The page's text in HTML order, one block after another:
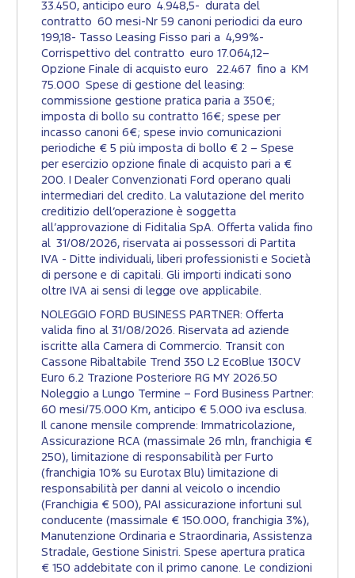
33.450, anticipo euro 4.948,5- durata del
contratto 60 mesi-Nr 59 canoni periodici da euro
199,18- Tasso Leasing Fisso pari a 4,99%-
Corrispettivo del contratto euro 17.064,12–
Opzione Finale di acquisto euro 22.467 fino a KM
75.000 Spese di gestione del leasing:
commissione gestione pratica paria a 350€;
imposta di bollo su contratto 16€; spese per
incasso canoni 6€; spese invio comunicazioni
periodiche € 5 più imposta di bollo € 2 – Spese
per esercizio opzione finale di acquisto pari a €
200. I Dealer Convenzionati Ford operano quali
intermediari del credito. La valutazione del merito
creditizio dell’operazione è soggetta
all’approvazione di Fiditalia SpA. Offerta valida fino
al 31/08/2026, riservata ai possessori di Partita
IVA - Ditte individuali, liberi professionisti e Società
di persone e di capitali. Gli importi indicati sono
oltre IVA ai sensi di legge ove applicabile.
NOLEGGIO FORD BUSINESS PARTNER: Offerta
valida fino al 31/08/2026. Riservata ad aziende
iscritte alla Camera di Commercio. Transit con
Cassone Ribaltabile Trend 350 L2 EcoBlue 130CV
Euro 6.2 Trazione Posteriore RG MY 2026.50
Noleggio a Lungo Termine – Ford Business Partner:
60 mesi/75.000 Km, anticipo € 5.000 iva esclusa.
Il canone mensile comprende: Immatricolazione,
Assicurazione RCA (massimale 26 mln, franchigia €
250), limitazione di responsabilità per Furto
(franchigia 10% su Eurotax Blu) limitazione di
responsabilità per danni al veicolo o incendio
(Franchigia € 500), PAI assicurazione infortuni sul
conducente (massimale € 150.000, franchigia 3%),
Manutenzione Ordinaria e Straordinaria, Assistenza
Stradale, Gestione Sinistri. Spese apertura pratica
€ 150 addebitate con il primo canone. Le condizioni